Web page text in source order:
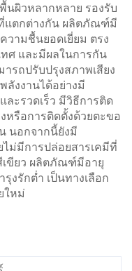
นผิวหลากหลาย รองรับ
แตกต่างกัน ผลิตภัณฑ์มี
ามชื้นยอดเยี่ยม ตรง
ศ และมีผลในการกัน
รถปรับปรุงสภาพเสียง
ลังงานได้อย่างมี
ะรวดเร็ว มีวิธีการติด
หรือการติดตั้งด้วยตะขอ
นอกจากนี้ยังมี
ม่มีการปล่อยสารเคมีที่
เขียว ผลิตภัณฑ์มีอายุ
งรักต่ำ เป็นทางเลือก
ใหม่